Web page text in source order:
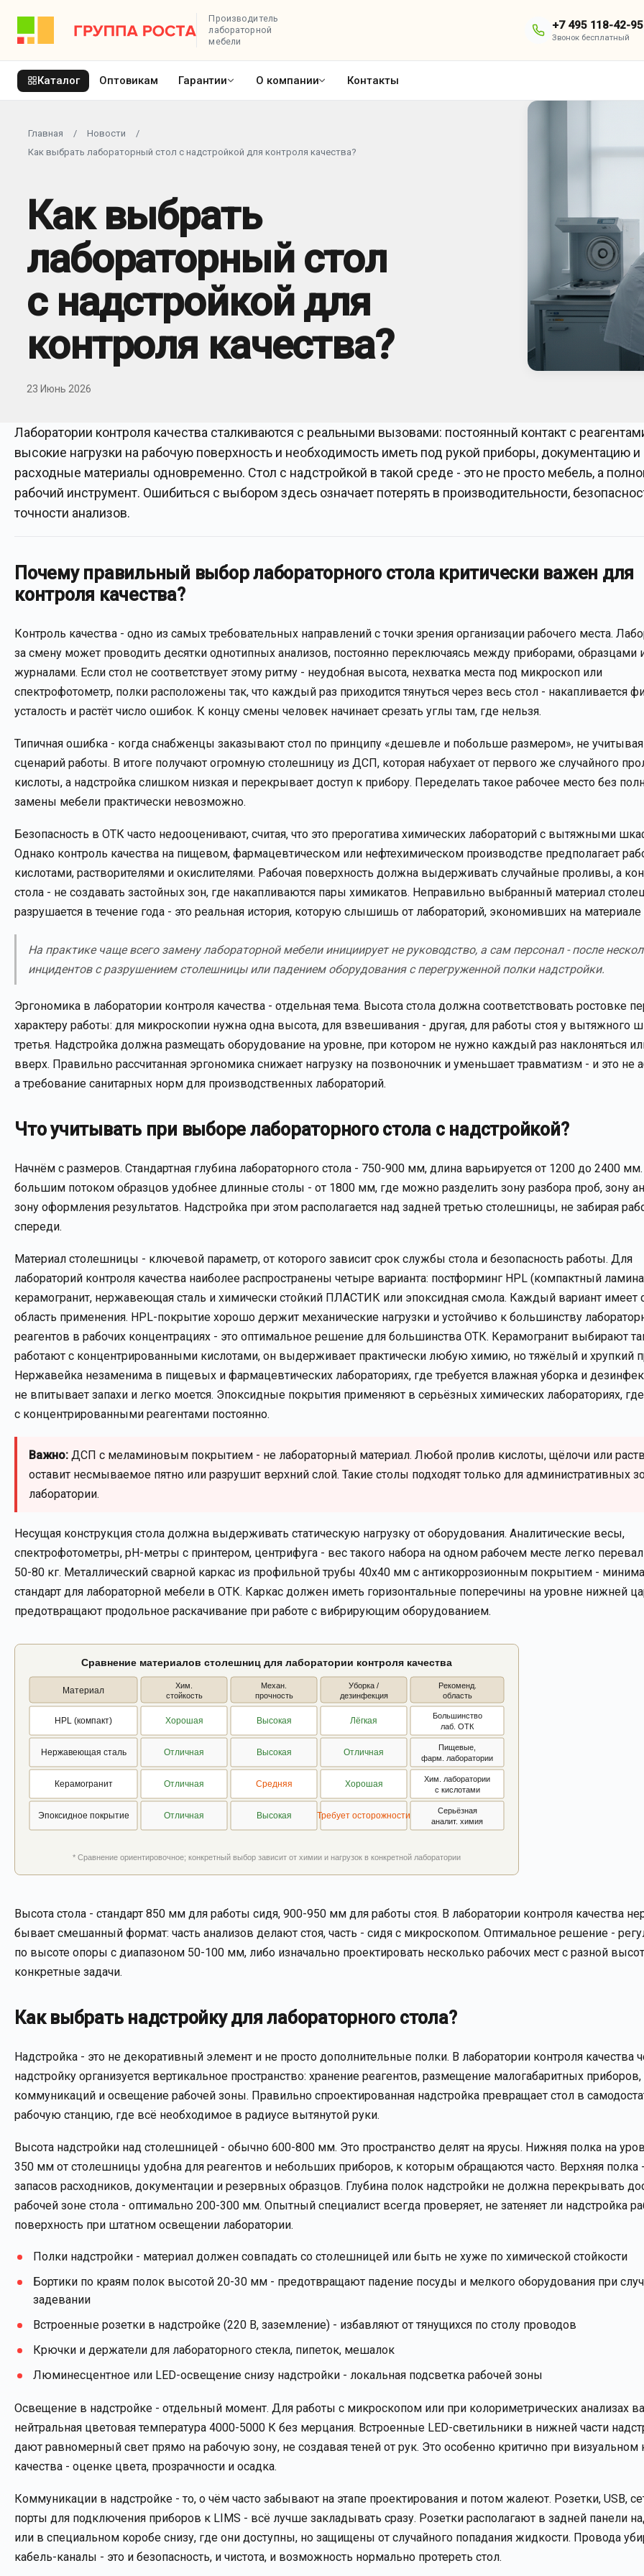
Производитель
лабораторной
мебели
+7 495 118-42-95
Звонок бесплатный
Каталог Оптовикам Гарантии О компании Контакты
Главная / Новости
/
Как выбрать лабораторный стол с надстройкой для контроля качества?
Как выбрать
лабораторный стол
с надстройкой для
контроля качества?
23 Июнь 2026
Лаборатории контроля качества сталкиваются с реальными вызовами: постоянный контакт с
высокие нагрузки на рабочую поверхность и необходимость иметь под рукой приборы, документацию и
расходные материалы одновременно. Стол с надстройкой в такой среде - это не просто мебель, а
рабочий инструмент. Ошибиться с выбором здесь означает потерять в производительности,
точности анализов.
Почему правильный выбор лабораторного стола критически важен для
контроля качества?
Контроль качества - одно из самых требовательных направлений с точки зрения организации рабочего места.
за смену может проводить десятки однотипных анализов, постоянно переключаясь между приборами, образцами
журналами. Если стол не соответствует этому ритму - неудобная высота, нехватка места под микроскоп или
спектрофотометр, полки расположены так, что каждый раз приходится тянуться через весь стол - накапливается
усталость и растёт число ошибок. К концу смены человек начинает срезать углы там, где нельзя.
Типичная ошибка - когда снабженцы заказывают стол по принципу «дешевле и побольше размером», не
сценарий работы. В итоге получают огромную столешницу из ДСП, которая набухает от первого же случайного
кислоты, а надстройка слишком низкая и перекрывает доступ к прибору. Переделать такое рабочее место без
замены мебели практически невозможно.
Безопасность в ОТК часто недооценивают, считая, что это прерогатива химических лабораторий с вытяжными
Однако контроль качества на пищевом, фармацевтическом или нефтехимическом производстве предполагает
кислотами, растворителями и окислителями. Рабочая поверхность должна выдерживать случайные проливы, а
стола - не создавать застойных зон, где накапливаются пары химикатов. Неправильно выбранный материал
разрушается в течение года - это реальная история, которую слышишь от лабораторий, экономивших на
На практике чаще всего замену лабораторной мебели инициирует не руководство, а сам персонал - после
инцидентов с разрушением столешницы или падением оборудования с перегруженной полки надстройки.
Эргономика в лаборатории контроля качества - отдельная тема. Высота стола должна соответствовать ростовке
характеру работы: для микроскопии нужна одна высота, для взвешивания - другая, для работы стоя у вытяжного
третья. Надстройка должна размещать оборудование на уровне, при котором не нужно каждый раз наклоняться
вверх. Правильно рассчитанная эргономика снижает нагрузку на позвоночник и уменьшает травматизм - и это не
а требование санитарных норм для производственных лабораторий.
Что учитывать при выборе лабораторного стола с надстройкой?
Начнём с размеров. Стандартная глубина лабораторного стола - 750-900 мм, длина варьируется от 1200 до 2400
большим потоком образцов удобнее длинные столы - от 1800 мм, где можно разделить зону разбора проб, зону
зону оформления результатов. Надстройка при этом располагается над задней третью столешницы, не забирая
спереди.
Материал столешницы - ключевой параметр, от которого зависит срок службы стола и безопасность работы. Для
лабораторий контроля качества наиболее распространены четыре варианта: постформинг HPL (компактный
керамогранит, нержавеющая сталь и химически стойкий ПЛАСТИК или эпоксидная смола. Каждый вариант имеет
область применения. HPL-покрытие хорошо держит механические нагрузки и устойчиво к большинству
реагентов в рабочих концентрациях - это оптимальное решение для большинства ОТК. Керамогранит выбирают
работают с концентрированными кислотами, он выдерживает практически любую химию, но тяжёлый и хрупкий
Нержавейка незаменима в пищевых и фармацевтических лабораториях, где требуется влажная уборка и
не впитывает запахи и легко моется. Эпоксидные покрытия применяют в серьёзных химических лабораториях,
с концентрированными реагентами постоянно.
Важно: ДСП с меламиновым покрытием - не лабораторный материал. Любой пролив кислоты, щёлочи или
оставит несмываемое пятно или разрушит верхний слой. Такие столы подходят только для административных
лаборатории.
Несущая конструкция стола должна выдерживать статическую нагрузку от оборудования. Аналитические весы,
спектрофотометры, рН-метры с принтером, центрифуга - вес такого набора на одном рабочем месте легко
50-80 кг. Металлический сварной каркас из профильной трубы 40х40 мм с антикоррозионным покрытием -
стандарт для лабораторной мебели в ОТК. Каркас должен иметь горизонтальные поперечины на уровне нижней
предотвращают продольное раскачивание при работе с вибрирующим оборудованием.
Сравнение материалов столешниц для лаборатории контроля качества
Материал
Хим.
стойкость
Механ.
прочность
Уборка /
дезинфекция
Рекоменд.
область
HPL (компакт) Хорошая Высокая Лёгкая
Большинство
лаб. ОТК
Нержавеющая сталь Отличная Высокая Отличная
Пищевые,
фарм. лаборатории
Керамогранит Отличная Средняя Хорошая
Хим. лаборатории
с кислотами
Эпоксидное покрытие Отличная Высокая Требует осторожности
Серьёзная
аналит. химия
* Сравнение ориентировочное; конкретный выбор зависит от химии и нагрузок в конкретной лаборатории
Высота стола - стандарт 850 мм для работы сидя, 900-950 мм для работы стоя. В лаборатории контроля качества
бывает смешанный формат: часть анализов делают стоя, часть - сидя с микроскопом. Оптимальное решение -
по высоте опоры с диапазоном 50-100 мм, либо изначально проектировать несколько рабочих мест с разной
конкретные задачи.
Как выбрать надстройку для лабораторного стола?
Надстройка - это не декоративный элемент и не просто дополнительные полки. В лаборатории контроля качества
надстройку организуется вертикальное пространство: хранение реагентов, размещение малогабаритных
коммуникаций и освещение рабочей зоны. Правильно спроектированная надстройка превращает стол в
рабочую станцию, где всё необходимое в радиусе вытянутой руки.
Высота надстройки над столешницей - обычно 600-800 мм. Это пространство делят на ярусы. Нижняя полка на
350 мм от столешницы удобна для реагентов и небольших приборов, к которым обращаются часто. Верхняя полка
запасов расходников, документации и резервных образцов. Глубина полок надстройки не должна перекрывать
рабочей зоне стола - оптимально 200-300 мм. Опытный специалист всегда проверяет, не затеняет ли надстройка
поверхность при штатном освещении лаборатории.
Полки надстройки - материал должен совпадать со столешницей или быть не хуже по химической стойкости
Бортики по краям полок высотой 20-30 мм - предотвращают падение посуды и мелкого оборудования при
задевании
Встроенные розетки в надстройке (220 В, заземление) - избавляют от тянущихся по столу проводов
Крючки и держатели для лабораторного стекла, пипеток, мешалок
Люминесцентное или LED-освещение снизу надстройки - локальная подсветка рабочей зоны
Освещение в надстройке - отдельный момент. Для работы с микроскопом или при колориметрических анализах
нейтральная цветовая температура 4000-5000 К без мерцания. Встроенные LED-светильники в нижней части
дают равномерный свет прямо на рабочую зону, не создавая теней от рук. Это особенно критично при визуальном
качества - оценке цвета, прозрачности и осадка.
Коммуникации в надстройке - то, о чём часто забывают на этапе проектирования и потом жалеют. Розетки, USB,
порты для подключения приборов к LIMS - всё лучше закладывать сразу. Розетки располагают в задней панели
или в специальном коробе снизу, где они доступны, но защищены от случайного попадания жидкости. Провода
кабель-каналы - это и безопасность, и чистота, и возможность нормально протереть стол.